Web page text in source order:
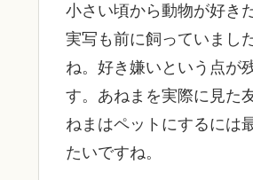
小さい頃から動物が好き
実写も前に飼っていまし
ね。好き嫌いという点が
す。あねまを実際に見た
ねまはペットにするには
たいですね。